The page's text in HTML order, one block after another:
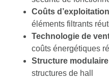
Coûts
éléments filtrants
Technologie de
coûts énergétiques
Structure modulaire
structures de hall